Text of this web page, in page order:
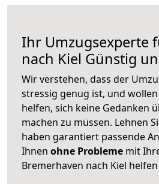
Ihr Umzugsexperte
nach Kiel Günstig
Wir verstehen, dass der
stressig genug ist, und
helfen, sich keine Gedanken
machen zu müssen. Lehnen
haben garantiert passende
Ihnen ohne Probleme mit
Bremerhaven nach Kiel